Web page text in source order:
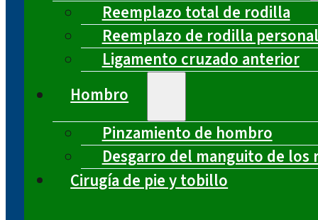
Reemplazo total de rodilla
Reemplazo de rodilla
Ligamento cruzado anterior
Hombro
Pinzamiento de hombro
Desgarro del manguito de los
Cirugía de pie y tobillo